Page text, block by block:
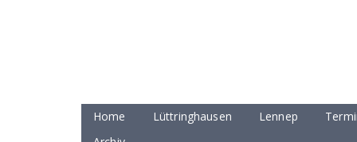
Home Lüttringhausen Lennep